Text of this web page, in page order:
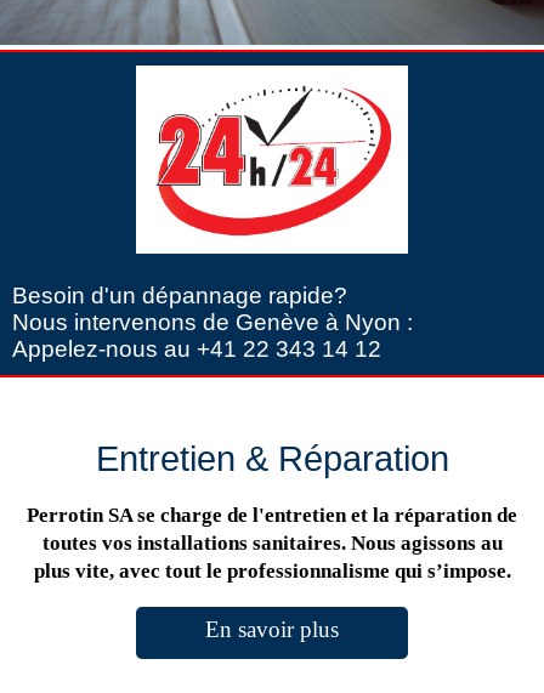
Besoin d'un dépannage rapide?
Nous intervenons de Genève à Nyon :
Appelez-nous au +41 22 343 14 12
Entretien & Réparation
Perrotin SA se charge de l'entretien et la réparation de
toutes vos installations sanitaires. Nous agissons au
plus vite, avec tout le professionnalisme qui s’impose.
En savoir plus